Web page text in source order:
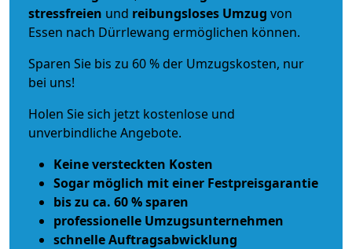
stressfreien und reibungsloses Umzug von
Essen nach Dürrlewang ermöglichen können.
Sparen Sie bis zu 60 % der Umzugskosten, nur
bei uns!
Holen Sie sich jetzt kostenlose und
unverbindliche Angebote.
Keine versteckten Kosten
Sogar möglich mit einer Festpreisgarantie
bis zu ca. 60 % sparen
professionelle Umzugsunternehmen
schnelle Auftragsabwicklung